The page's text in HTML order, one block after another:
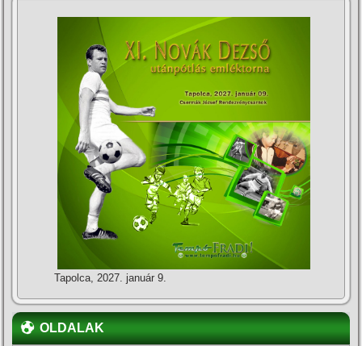
Tapolca, 2027. január 9.
OLDALAK